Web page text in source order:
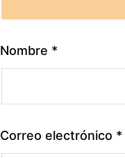
Nombre *
Correo electrónico *